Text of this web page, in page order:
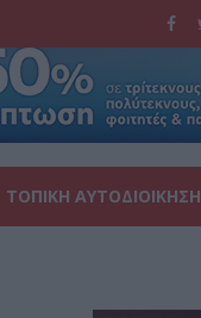
ΤΟΠΙΚΗ ΑΥΤΟΔΙΟΙΚΗΣΗ